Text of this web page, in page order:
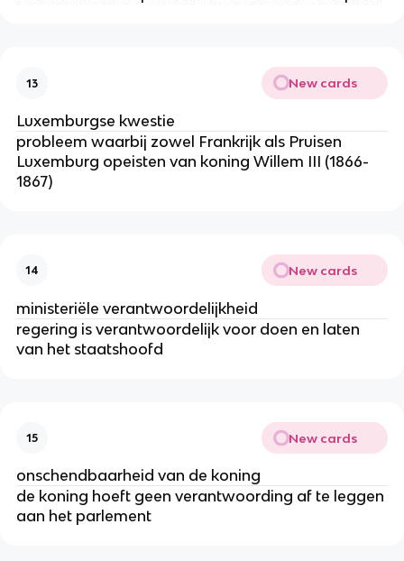
13 New cards
Luxemburgse kwestie
probleem waarbij zowel Frankrijk als Pruisen
Luxemburg opeisten van koning Willem III (1866-
1867)
14 New cards
ministeriële verantwoordelijkheid
regering is verantwoordelijk voor doen en laten
van het staatshoofd
15 New cards
onschendbaarheid van de koning
de koning hoeft geen verantwoording af te leggen
aan het parlement